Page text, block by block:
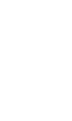
- 2007-2014
2002-2009